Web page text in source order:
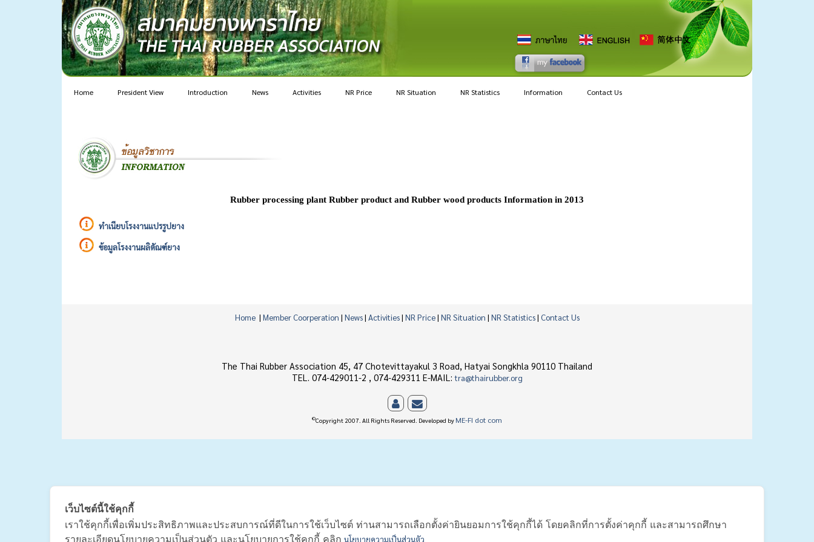
Home President View Introduction News Activities NR Price NR Situation NR Statistics Information Contact Us
Rubber processing plant Rubber product and Rubber wood products Information in 2013
ทำเนียบโรงงานแปรรูปยาง
ข้อมูลโรงงานผลิตัณฑ์ยาง
Home| Member Coorperation | News| Activities| NR Price| NR Situation | NR Statistics| Contact Us
The Thai Rubber Association 45, 47 Chotevittayakul 3 Road, Hatyai Songkhla 90110 Thailand
TEL. 074-429011-2 , 074-429311 E-MAIL:tra@thairubber.org
©Copyright 2007. All Rights Reserved. Developed by ME-FI dot com
เว็บไซต์นี้ใช้คุกกี้
เราใช้คุกกี้เพื่อเพิ่มประสิทธิภาพและประสบการณ์ที่ดีในการใช้เว็บไซต์ ท่านสามารถเลือกตั้งค่ายินยอมการใช้คุกกี้ได้ โดยคลิกที่การตั้งค่าคุกกี้ และสามารถศึกษา
รายละเอียดนโยบายความเป็นส่วนตัว และนโยบายการใช้คุกกี้ คลิก นโยบายความเป็นส่วนตัว